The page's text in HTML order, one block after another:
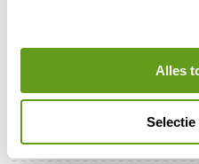
Alles
Selectie
STAP Reizen
Individuele reis
Individueel